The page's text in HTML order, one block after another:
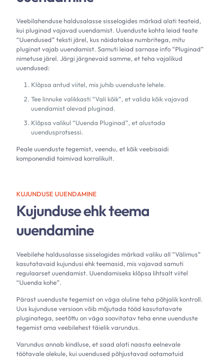
Veebilahenduse haldusalasse sisselogides märkad alati teateid,
kui pluginad vajavad uuendamist. Uuenduste kohta leiad teate
“Uuendused” teksti järel, kus näidatakse numbritega, mitu
pluginat vajab uuendamist. Samuti leiad sarnase info “Pluginad”
nimetuse järel. Järgi järgnevaid samme, et teha vajalikud
uuendused:
Klõpsa antud viitel, mis juhib uuenduste lehele.
Tee linnuke valikkasti “Vali kõik”, et valida kõik vajavad
uuendamist olevad pluginad.
Klõpsa valikul “Uuenda Pluginad”, et alustada
uuendusprotsessi.
Peale uuenduste tegemist, veendu, et kõik veebisaidi
komponendid toimivad korralikult.
KUJUNDUSE UUENDAMINE
Kujunduse ehk teema
uuendamine
Veebilehe haldusalasse sisselogides märkad valiku all “Välimus”
kasutatavaid kujundusi ehk teemasid, mis vajavad samuti
regulaarset uuendamist. Uuendamiseks klõpsa lihtsalt viitel
“Uuenda kohe”.
Pärast uuenduste tegemist on väga oluline teha põhjalik kontroll.
Uus kujunduse versioon võib mõjutada tööd kasutatavate
pluginatega, seetõttu on väga soovitatav teha enne uuenduste
tegemist oma veebilehest täielik varundus.
Varundus annab kindluse, et saad alati naasta eelnevale
töötavale olekule, kui uuendused põhjustavad ootamatuid